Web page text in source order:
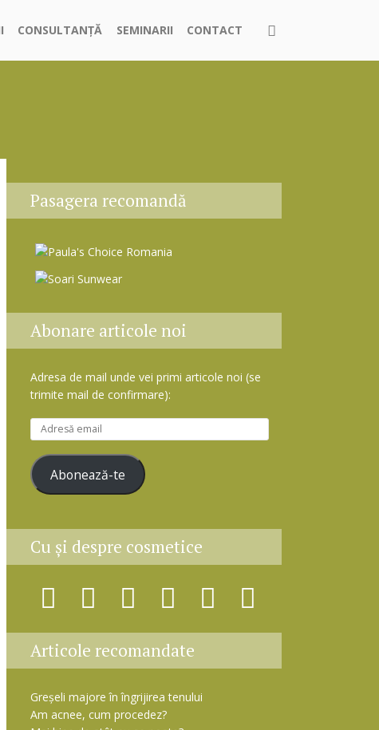
CONSULTANȚĂ SEMINARII CONTACT
Pasagera recomandă
Abonare articole noi
Adresa de mail unde vei primi articole noi (se
trimite mail de confirmare):
d
r
e
e
m
a
Abonează-te
Cu şi despre cosmetice
Articole recomandate
Greșeli majore în îngrijirea tenului
Am acnee, cum procedez?